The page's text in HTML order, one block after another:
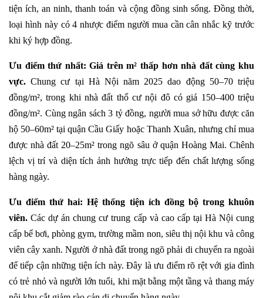
tiện ích, an ninh, thanh toán và cộng đồng sinh sống. Đồng thời,
loại hình này có 4 nhược điểm người mua cần cân nhắc kỹ trước
khi ký hợp đồng.
Ưu điểm thứ nhất: Giá trên m² thấp hơn nhà đất cùng khu
vực. Chung cư tại Hà Nội năm 2025 dao động 50–70 triệu
đồng/m², trong khi nhà đất thổ cư nội đô có giá 150–400 triệu
đồng/m². Cùng ngân sách 3 tỷ đồng, người mua sở hữu được căn
hộ 50–60m² tại quận Cầu Giấy hoặc Thanh Xuân, nhưng chỉ mua
được nhà đất 20–25m² trong ngõ sâu ở quận Hoàng Mai. Chênh
lệch vị trí và diện tích ảnh hưởng trực tiếp đến chất lượng sống
hàng ngày.
Ưu điểm thứ hai: Hệ thống tiện ích đồng bộ trong khuôn
viên. Các dự án chung cư trung cấp và cao cấp tại Hà Nội cung
cấp bể bơi, phòng gym, trường mầm non, siêu thị nội khu và công
viên cây xanh. Người ở nhà đất trong ngõ phải di chuyển ra ngoài
để tiếp cận những tiện ích này. Đây là ưu điểm rõ rệt với gia đình
có trẻ nhỏ và người lớn tuổi, khi mặt bằng một tầng và thang máy